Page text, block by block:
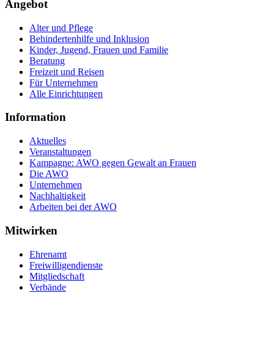
Angebot
Alter und Pflege
Behindertenhilfe und Inklusion
Kinder, Jugend, Frauen und Familie
Beratung
Freizeit und Reisen
Für Unternehmen
Alle Einrichtungen
Information
Aktuelles
Veranstaltungen
Kampagne: AWO gegen Gewalt an Frauen
Die AWO
Unternehmen
Nachhaltigkeit
Arbeiten bei der AWO
Mitwirken
Ehrenamt
Freiwilligendienste
Mitgliedschaft
Verbände